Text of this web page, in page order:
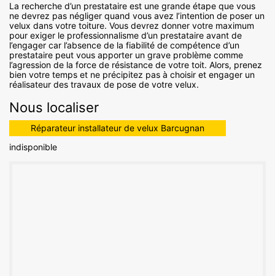
La recherche d’un prestataire est une grande étape que vous
ne devrez pas négliger quand vous avez l’intention de poser un
velux dans votre toiture. Vous devrez donner votre maximum
pour exiger le professionnalisme d’un prestataire avant de
l’engager car l’absence de la fiabilité de compétence d’un
prestataire peut vous apporter un grave problème comme
l’agression de la force de résistance de votre toit. Alors, prenez
bien votre temps et ne précipitez pas à choisir et engager un
réalisateur des travaux de pose de votre velux.
Nous localiser
Réparateur installateur de velux Barcugnan
indisponible